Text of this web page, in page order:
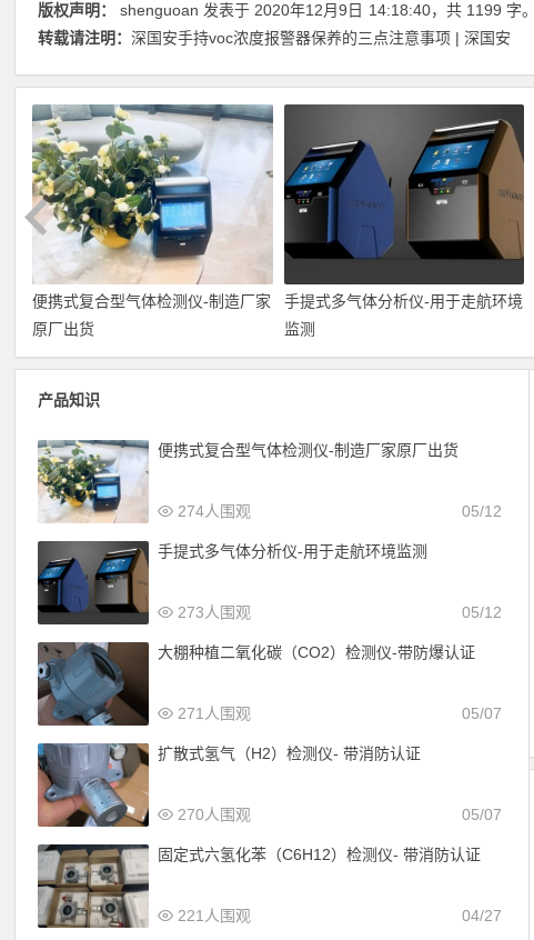
版权声明： shenguoan 发表于 2020年12月9日 14:18:40，共 1199 字。
转载请注明：深国安手持voc浓度报警器保养的三点注意事项 | 深国安
便携式复合型气体检测仪-制造厂家
原厂出货
手提式多气体分析仪-用于走航环境
监测
产品知识
便携式复合型气体检测仪-制造厂家原厂出货
05/12
274人围观
手提式多气体分析仪-用于走航环境监测
05/12
273人围观
大棚种植二氧化碳（CO2）检测仪-带防爆认证
05/07
271人围观
扩散式氢气（H2）检测仪- 带消防认证
05/07
270人围观
固定式六氢化苯（C6H12）检测仪- 带消防认证
04/27
221人围观